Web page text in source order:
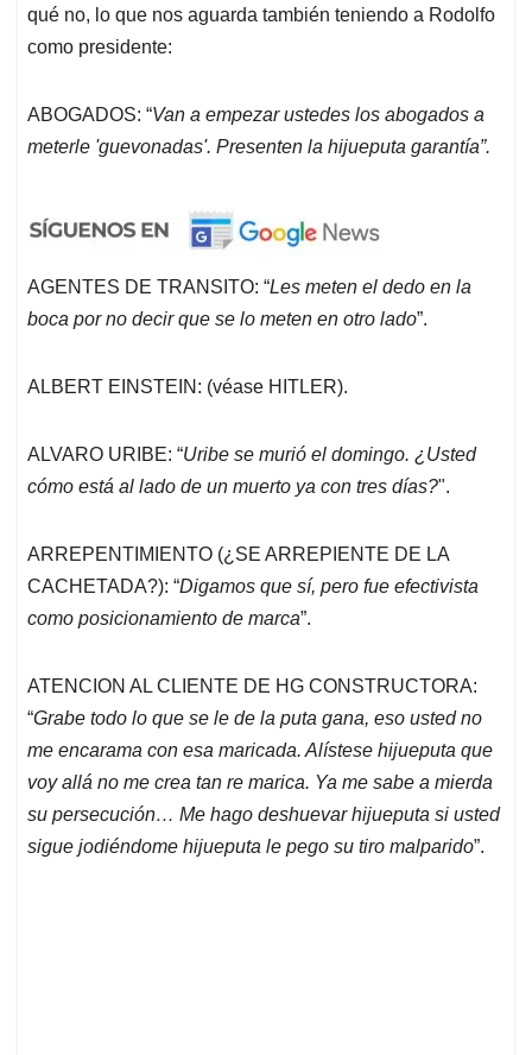
qué no, lo que nos aguarda también teniendo a Rodolfo
como presidente:
ABOGADOS: “Van a empezar ustedes los abogados a
meterle 'guevonadas'. Presenten la hijueputa garantía”.
AGENTES DE TRANSITO: “Les meten el dedo en la
boca por no decir que se lo meten en otro lado”.
ALBERT EINSTEIN: (véase HITLER).
ALVARO URIBE: “Uribe se murió el domingo. ¿Usted
cómo está al lado de un muerto ya con tres días?".
ARREPENTIMIENTO (¿SE ARREPIENTE DE LA
CACHETADA?): “Digamos que sí, pero fue efectivista
como posicionamiento de marca”.
ATENCION AL CLIENTE DE HG CONSTRUCTORA:
“Grabe todo lo que se le de la puta gana, eso usted no
me encarama con esa maricada. Alístese hijueputa que
voy allá no me crea tan re marica. Ya me sabe a mierda
su persecución… Me hago deshuevar hijueputa si usted
sigue jodiéndome hijueputa le pego su tiro malparido”.